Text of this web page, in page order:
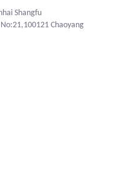
Shangfu
Chaoyang